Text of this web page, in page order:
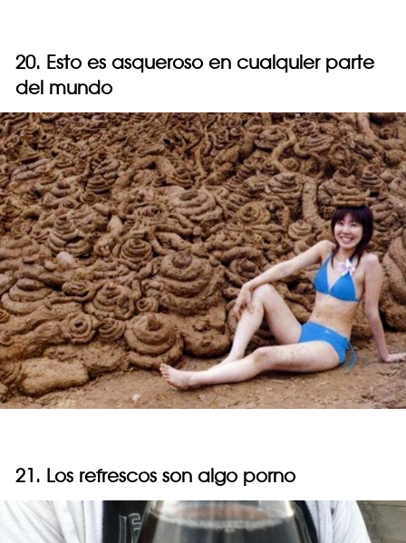
20. Esto es asqueroso en cualquier parte
del mundo
21. Los refrescos son algo porno